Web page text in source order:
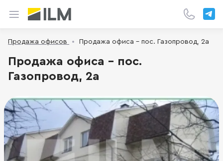
Продажа офисов Продажа офиса - пос. Газопровод, 2а
Продажа офиса - пос.
Газопровод, 2а